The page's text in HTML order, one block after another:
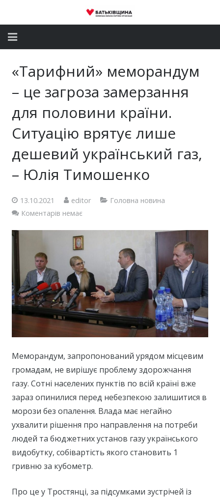
Депутатський корпус
Громадські приймальні
Контакти
«Тарифний» меморандум
– це загроза замерзання
для половини країни.
Ситуацію врятує лише
дешевий український газ,
– Юлія Тимошенко
13.10.2021 editor
Головна новина
Коментарів немає
Меморандум, запропонований урядом місцевим
громадам, не вирішує проблему здорожчання
газу. Сотні населених пунктів по всій країні вже
зараз опинилися перед небезпекою залишитися в
морози без опалення. Влада має негайно
ухвалити рішення про направлення на потреби
людей та бюджетних установ газу українського
видобутку, собівартість якого становить 1
гривню за кубометр.
Про це у Тростянці, за підсумками зустрічей із